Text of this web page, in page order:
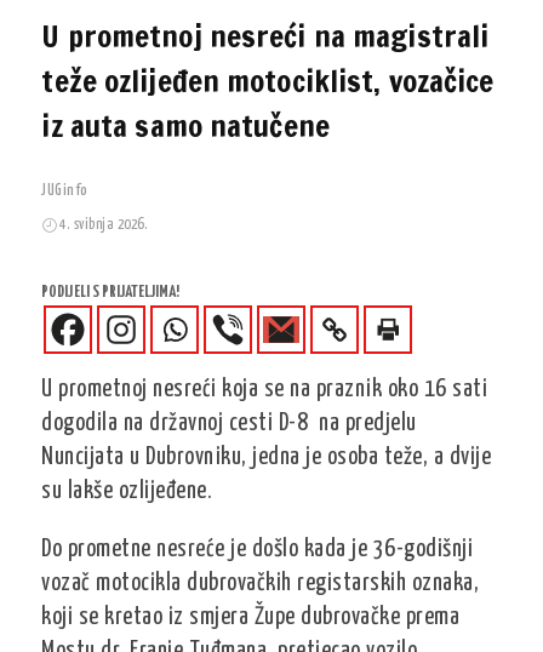
U prometnoj nesreći na magistrali
teže ozlijeđen motociklist, vozačice
iz auta samo natučene
JUGinfo
4. svibnja 2026.
PODIJELI S PRIJATELJIMA!
U prometnoj nesreći koja se na praznik oko 16 sati
dogodila na državnoj cesti D-8 na predjelu
Nuncijata u Dubrovniku, jedna je osoba teže, a dvije
su lakše ozlijeđene.
Do prometne nesreće je došlo kada je 36-godišnji
vozač motocikla dubrovačkih registarskih oznaka,
koji se kretao iz smjera Župe dubrovačke prema